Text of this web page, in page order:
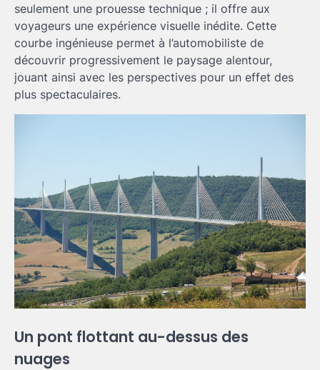
seulement une prouesse technique ; il offre aux
voyageurs une expérience visuelle inédite. Cette
courbe ingénieuse permet à l’automobiliste de
découvrir progressivement le paysage alentour,
jouant ainsi avec les perspectives pour un effet des
plus spectaculaires.
Un pont flottant au-dessus des
nuages